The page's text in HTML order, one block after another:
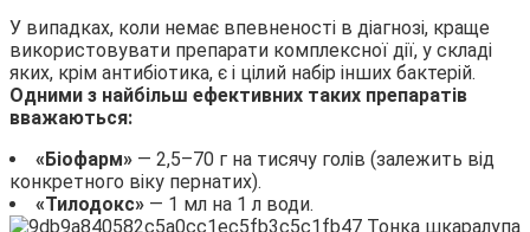
У випадках, коли немає впевненості в діагнозі, краще
використовувати препарати комплексної дії, у складі
яких, крім антибіотика, є і цілий набір інших бактерій.
Одними з найбільш ефективних таких препаратів
вважаються:
«Біофарм» — 2,5–70 г на тисячу голів (залежить від
конкретного віку пернатих).
«Тилодокс» — 1 мл на 1 л води.